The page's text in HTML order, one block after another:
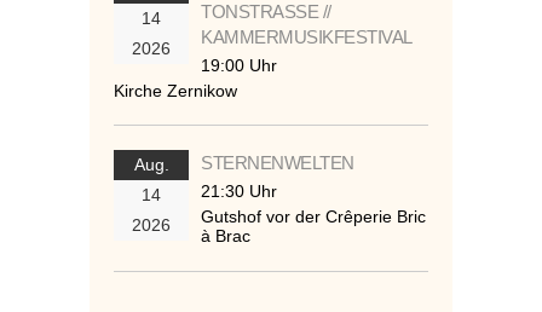
14
2026
TONSTRASSE //
KAMMERMUSIKFESTIVAL
19:00 Uhr
Kirche Zernikow
Aug.
14
2026
STERNENWELTEN
21:30 Uhr
Gutshof vor der Crêperie Bric
à Brac